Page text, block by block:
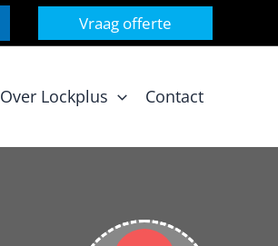
Vraag offerte
Over Lockplus Contact